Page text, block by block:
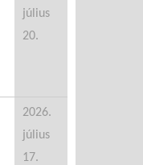
július
20.
2026.
július
17.